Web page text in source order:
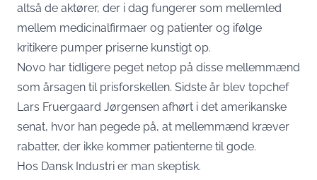
altså de aktører, der i dag fungerer som mellemled
mellem medicinalfirmaer og patienter og ifølge
kritikere pumper priserne kunstigt op.
Novo har tidligere peget netop på disse mellemmænd
som årsagen til prisforskellen. Sidste år blev topchef
Lars Fruergaard Jørgensen afhørt i det amerikanske
senat, hvor han pegede på, at mellemmænd kræver
rabatter, der ikke kommer patienterne til gode.
Hos Dansk Industri er man skeptisk.